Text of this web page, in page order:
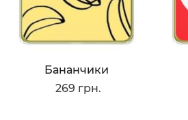
Бананчики
269 грн.